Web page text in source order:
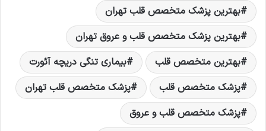
بهترین پزشک متخصص قلب تهران
بهترین پزشک متخصص قلب و عروق تهران
بهترین متخصص قلب
بیماری تنگی دریچه آئورت
پزشک متخصص قلب
پزشک متخصص قلب تهران
پزشک متخصص قلب و عروق